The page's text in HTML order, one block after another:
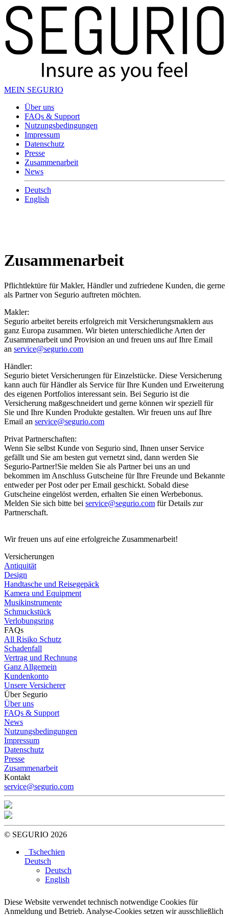
MEIN SEGURIO
Über uns
FAQs & Support
Nutzungsbedingungen
Impressum
Datenschutz
Presse
Zusammenarbeit
News
Deutsch
English
Zusammenarbeit
Pflichtlektüre für Makler, Händler und zufriedene Kunden, die gerne
als Partner von Segurio auftreten möchten.
Makler:
Segurio arbeitet bereits erfolgreich mit Versicherungsmaklern aus
ganz Europa zusammen. Wir bieten unterschiedliche Arten der
Zusammenarbeit und Provision an und freuen uns auf Ihre Email
an service@segurio.com
Händler:
Segurio bietet Versicherungen für Einzelstücke. Diese Versicherung
kann auch für Händler als Service für Ihre Kunden und Erweiterung
des eigenen Portfolios interessant sein. Bei Segurio ist die
Versicherung maßgeschneidert und gerne können wir speziell für
Sie und Ihre Kunden Produkte gestalten. Wir freuen uns auf Ihre
Email an service@segurio.com
Privat Partnerschaften:
Wenn Sie selbst Kunde von Segurio sind, Ihnen unser Service
gefällt und Sie am besten gut vernetzt sind, dann werden Sie
Segurio-Partner!Sie melden Sie als Partner bei uns an und
bekommen im Anschluss Gutscheine für Ihre Freunde und Bekannte
entweder per Post oder per Email geschickt. Sobald diese
Gutscheine eingelöst werden, erhalten Sie einen Werbebonus.
Melden Sie sich bitte bei service@segurio.com für Details zur
Partnerschaft.
Wir freuen uns auf eine erfolgreiche Zusammenarbeit!
Versicherungen
Antiquität
Design
Handtasche und Reisegepäck
Kamera und Equipment
Musikinstrumente
Schmuckstück
Verlobungsring
FAQs
All Risiko Schutz
Schadenfall
Vertrag und Rechnung
Ganz Allgemein
Kundenkonto
Unsere Versicherer
Über Segurio
Über uns
FAQs & Support
News
Nutzungsbedingungen
Impressum
Datenschutz
Presse
Zusammenarbeit
Kontakt
service@segurio.com
© SEGURIO 2026
Tschechien
Deutsch
Deutsch
English
Diese Website verwendet technisch notwendige Cookies für
Anmeldung und Betrieb. Analyse-Cookies setzen wir ausschließlich